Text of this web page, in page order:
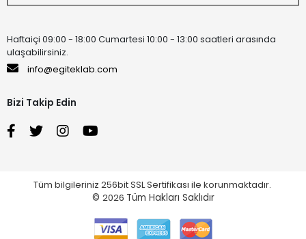
Haftaiçi 09:00 - 18:00 Cumartesi 10:00 - 13:00 saatleri arasında
ulaşabilirsiniz.
info@egiteklab.com
Bizi Takip Edin
Tüm bilgileriniz 256bit SSL Sertifikası ile korunmaktadır.
© 2026 Tüm Hakları Saklıdır